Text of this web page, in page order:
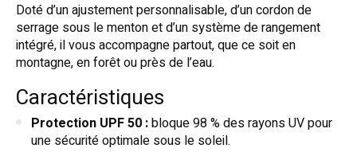
Doté d’un ajustement personnalisable, d’un cordon de
serrage sous le menton et d’un système de rangement
intégré, il vous accompagne partout, que ce soit en
montagne, en forêt ou près de l’eau.
Caractéristiques
Protection UPF 50 :bloque 98 % des rayons UV pour
une sécurité optimale sous le soleil.